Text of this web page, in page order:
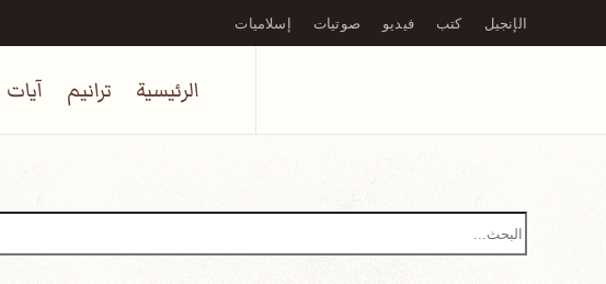
Skip to main content
الإنجيل كتب فيديو صوتيات إسلاميات
الرئيسية ترانيم آيات